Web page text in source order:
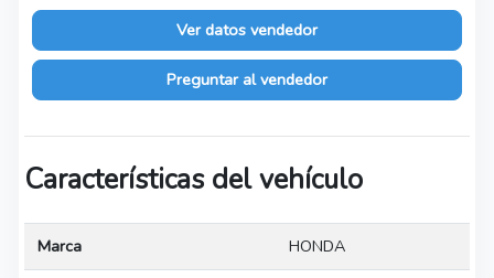
Ver datos vendedor
Preguntar al vendedor
Características del vehículo
Marca HONDA